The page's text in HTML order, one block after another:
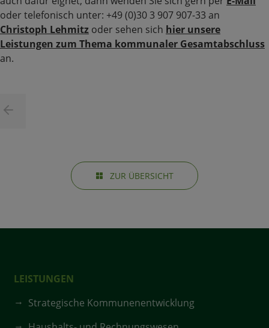
oder telefonisch unter: +49 (0)30 3 907 907-33 an
Christoph Lehmitz oder sehen sich hier unsere
Leistungen zum Thema kommunaler Gesamtabschluss
an.
ZUR ÜBERSICHT
LEISTUNGEN
Strategische Kommunenentwicklung